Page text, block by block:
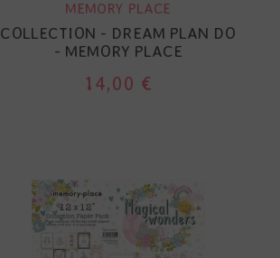
MEMORY PLACE
COLLECTION - DREAM PLAN DO
- MEMORY PLACE
14,00 €